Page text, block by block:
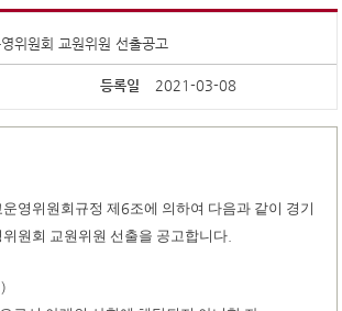
위원회 교원위원 선출공고
등록일 2021-03-08
영위원회규정 제 6조에 의하여 다음과 같이 경기
원회 교원위원 선출을 공고합니다
)